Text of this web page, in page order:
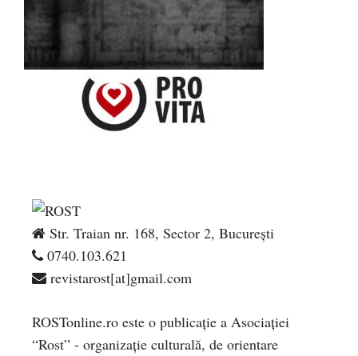
Str. Traian nr. 168, Sector 2, București
0740.103.621
revistarost[at]gmail.com
ROSTonline.ro este o publicaţie a Asociaţiei
“Rost” - organizaţie culturală, de orientare